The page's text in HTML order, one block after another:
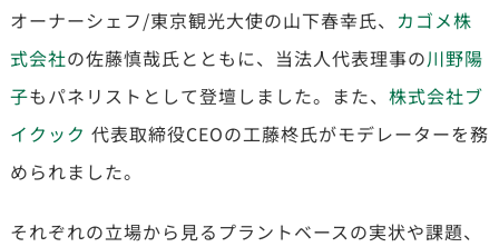
オーナーシェフ/東京観光大使の山下春幸氏、 カゴメ株
式会社の佐藤慎哉氏とともに、当法人代表理事の川野陽
子もパネリストとして登壇しました。また、 株式会社ブ
イクック 代表取締役CEOの工藤柊氏がモデレーターを務
められました。
それぞれの立場から見るプラントベースの実状や課題、